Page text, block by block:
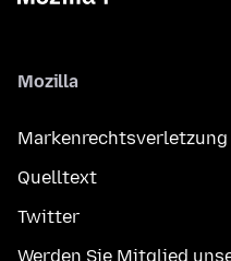
Mozilla
Markenrechtsverletzung
Quelltext
Twitter
Werden Sie Mitglied